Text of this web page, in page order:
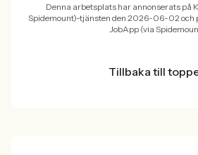
Denna arbetsplats har annonserats på
Spidemount)-tjänsten den 2026-06-02 och
JobApp (via
Tillbaka till